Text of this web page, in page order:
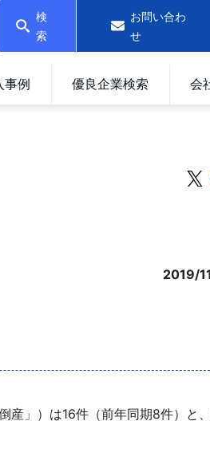
検
索
お問い合わ
せ
事例 優良企業検索 会
2019/
産」）は16件（前年同期8件）と